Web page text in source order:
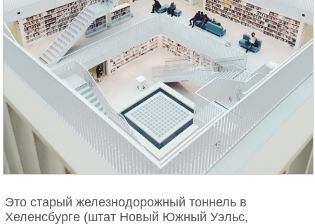
Это старый железнодорожный тоннель в
Хеленсбурге (штат Новый Южный Уэльс,